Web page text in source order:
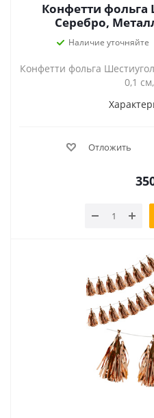
Конфетти фольга
Серебро,
Наличие уточняйте
Конфетти фольга
0,1
Отложить